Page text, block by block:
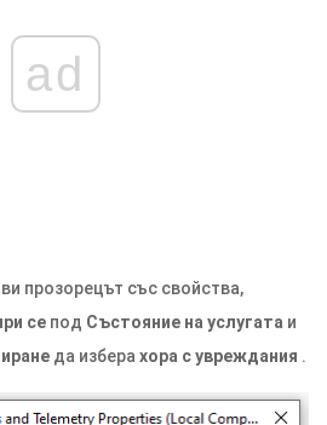
ad
прозорецът със свойства,
се под Състояние на услугата и
да избера хора с увреждания .